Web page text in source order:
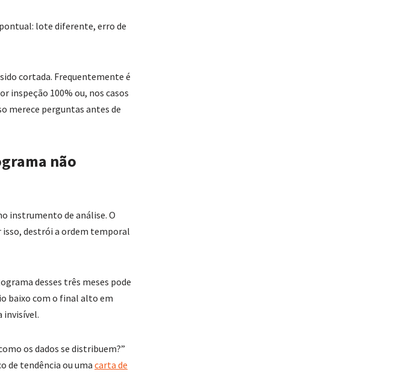
lote diferente, erro de
cortada. Frequentemente é
inspeção 100% ou, nos casos
merece perguntas antes de
não
instrumento de análise. O
destrói a ordem temporal
desses três meses pode
baixo com o final alto em
invisível.
os dados se distribuem?”
de tendência ou uma carta de